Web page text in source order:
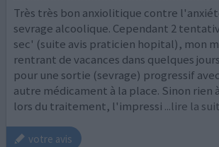
Très très bon anxiolitique contre
sevrage alcoolique. Cependant 2
sec' (suite avis praticien hopital), mon
rentrant de vacances dans quelques
pour une sortie (sevrage) progressif
autre médicament à la place. Sinon rien
lors du traitement, l'impressi ...lire la
votre avis